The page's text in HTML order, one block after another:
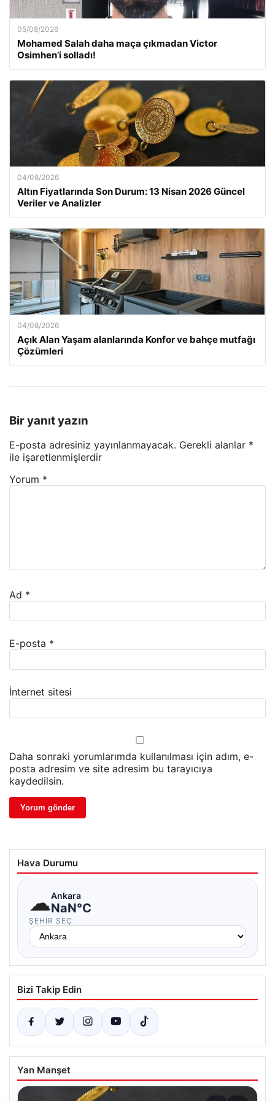
05/08/2026
Mohamed Salah daha maça çıkmadan Victor
Osimhen’i solladı!
04/08/2026
Altın Fiyatlarında Son Durum: 13 Nisan 2026 Güncel
Veriler ve Analizler
04/08/2026
Açık Alan Yaşam alanlarında Konfor ve bahçe mutfağı
Çözümleri
Bir yanıt yazın
E-posta adresiniz yayınlanmayacak. Gerekli alanlar *
ile işaretlenmişlerdir
Yorum *
Ad *
E-posta *
İnternet sitesi
Daha sonraki yorumlarımda kullanılması için adım, e-
posta adresim ve site adresim bu tarayıcıya
kaydedilsin.
Hava Durumu
☁Ankara
NaN°C
ŞEHIR SEÇ
Bizi Takip Edin
Yan Manşet